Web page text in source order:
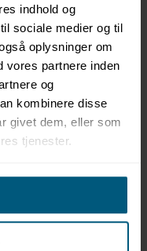
indhold og
sociale medier og til
oplysninger om
vores partnere inden
og
kombinere disse
givet dem, eller som
tjenester.
væsker
med direkte
høj godstykkelse
tilpasset mediet
tryk)